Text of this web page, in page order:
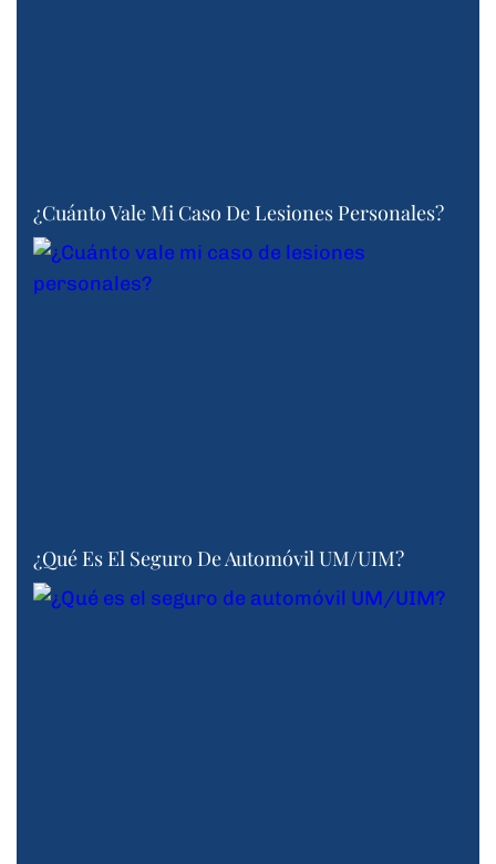
¿Cuánto Vale Mi Caso De Lesiones Personales?
¿Qué Es El Seguro De Automóvil UM/UIM?